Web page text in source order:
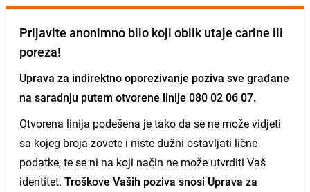
Prijavite anonimno bilo koji oblik utaje carine ili
poreza!
Uprava za indirektno oporezivanje poziva sve građane
na saradnju putem otvorene linije 080 02 06 07.
Otvorena linija podešena je tako da se ne može vidjeti
sa kojeg broja zovete i niste dužni ostavljati lične
podatke, te se ni na koji način ne može utvrditi Vaš
identitet. Troškove Vaših poziva snosi Uprava za